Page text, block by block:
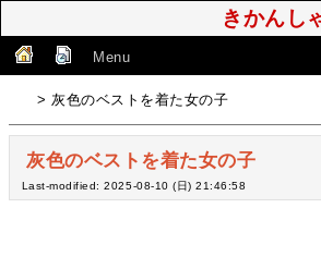
きかんし
Menu
> 灰色のベストを着た女の子
灰色のベストを着た女の子
Last-modified: 2025-08-10 (日) 21:46:58